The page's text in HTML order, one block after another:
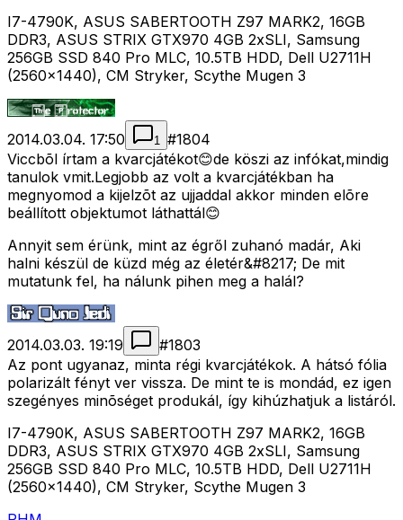
I7-4790K, ASUS SABERTOOTH Z97 MARK2, 16GB
DDR3, ASUS STRIX GTX970 4GB 2xSLI, Samsung
256GB SSD 840 Pro MLC, 10.5TB HDD, Dell U2711H
(2560x1440), CM Stryker, Scythe Mugen 3
2014.03.04. 17:50 1 #1804
Viccbõl írtam a kvarcjátékot😊de köszi az infókat,mindig
tanulok vmit.Legjobb az volt a kvarcjátékban ha
megnyomod a kijelzõt az ujjaddal akkor minden elõre
beállított objektumot láthattál😊
Annyit sem érünk, mint az égről zuhanó madár, Aki
halni készül de küzd még az életér&#8217; De mit
mutatunk fel, ha nálunk pihen meg a halál?
2014.03.03. 19:19 #1803
Az pont ugyanaz, minta régi kvarcjátékok. A hátsó fólia
polarizált fényt ver vissza. De mint te is mondád, ez igen
szegényes minõséget produkál, így kihúzhatjuk a listáról.
I7-4790K, ASUS SABERTOOTH Z97 MARK2, 16GB
DDR3, ASUS STRIX GTX970 4GB 2xSLI, Samsung
256GB SSD 840 Pro MLC, 10.5TB HDD, Dell U2711H
(2560x1440), CM Stryker, Scythe Mugen 3